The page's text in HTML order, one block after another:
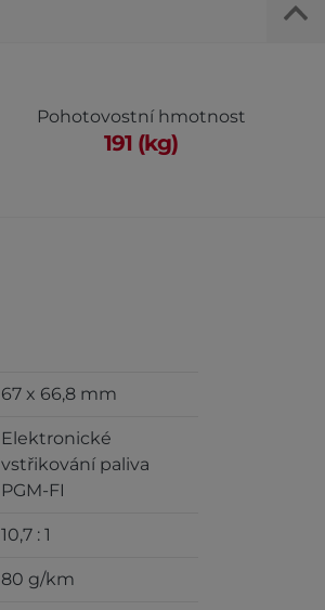
Pohotovostní hmotnost
191 (kg)
67 x 66,8 mm
Elektronické
vstřikování paliva
PGM-FI
10,7 : 1
80 g/km